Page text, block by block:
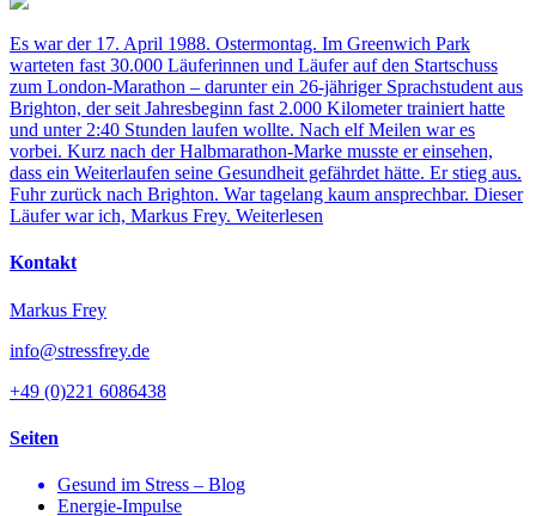
Es war der 17. April 1988. Ostermontag. Im Greenwich Park
warteten fast 30.000 Läuferinnen und Läufer auf den Startschuss
zum London-Marathon – darunter ein 26-jähriger Sprachstudent aus
Brighton, der seit Jahresbeginn fast 2.000 Kilometer trainiert hatte
und unter 2:40 Stunden laufen wollte. Nach elf Meilen war es
vorbei. Kurz nach der Halbmarathon-Marke musste er einsehen,
dass ein Weiterlaufen seine Gesundheit gefährdet hätte. Er stieg aus.
Fuhr zurück nach Brighton. War tagelang kaum ansprechbar. Dieser
Läufer war ich, Markus Frey. Weiterlesen
Kontakt
Markus Frey
info@stressfrey.de
+49 (0)221 6086438
Seiten
Gesund im Stress – Blog
Energie-Impulse